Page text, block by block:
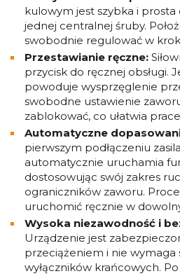
kulowym jest szybka i prosta
jednej centralnej śruby.
swobodnie regulować w
Przestawianie ręczne:
przycisk do ręcznej obsługi.
powoduje wysprzęglenie
swobodne ustawienie
zablokować, co ułatwia
Automatyczne
pierwszym podłączeniu
automatycznie uruchamia
dostosowując swój zakres
ograniczników zaworu.
uruchomić ręcznie w
Wysoka niezawodność i
Urządzenie jest
przeciążeniem i nie wymaga
wyłączników krańcowych.